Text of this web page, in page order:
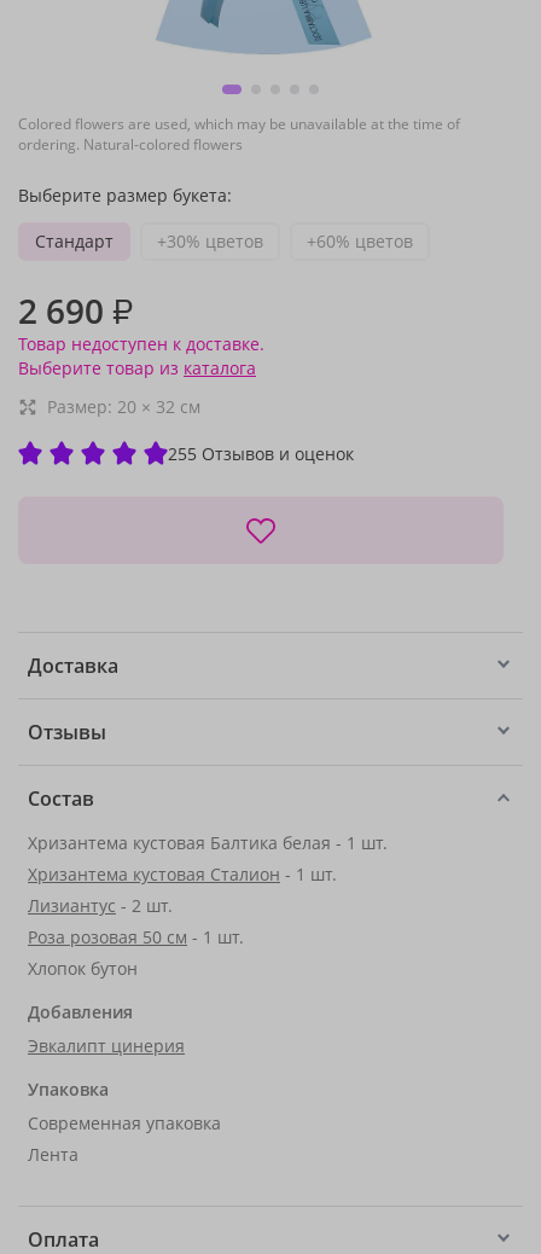
Colored flowers are used, which may be unavailable at the time of
ordering. Natural-colored flowers
Выберите размер букета:
Стандарт
+30% цветов +60% цветов
2 690 ₽
Товар недоступен к доставке.
Выберите товар из каталога
Размер: 20 × 32 см
255 Отзывов и оценок
Доставка
Отзывы
Состав
Хризантема кустовая Балтика белая - 1 шт.
Хризантема кустовая Сталион - 1 шт.
Лизиантус - 2 шт.
Роза розовая 50 см - 1 шт.
Хлопок бутон
Добавления
Эвкалипт цинерия
Упаковка
Современная упаковка
Лента
Оплата